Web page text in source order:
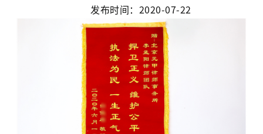
发布时间：2020-07-22